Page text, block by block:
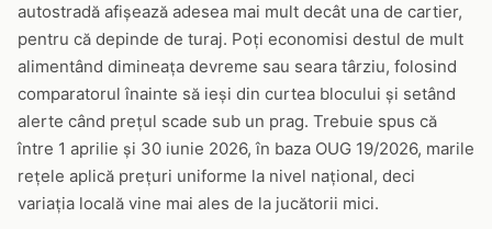
autostradă afișează adesea mai mult decât una de cartier,
pentru că depinde de turaj. Poți economisi destul de mult
alimentând dimineața devreme sau seara târziu, folosind
comparatorul înainte să ieși din curtea blocului și setând
alerte când prețul scade sub un prag. Trebuie spus că
între 1 aprilie și 30 iunie 2026, în baza OUG 19/2026, marile
rețele aplică prețuri uniforme la nivel național, deci
variația locală vine mai ales de la jucătorii mici.